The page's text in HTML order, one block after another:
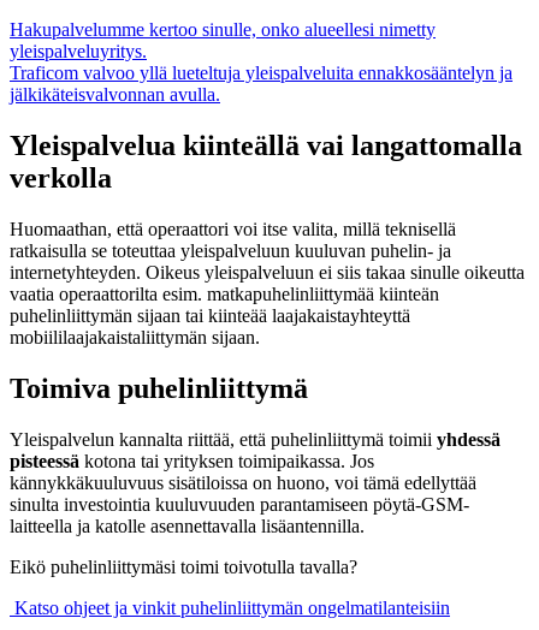
Hakupalvelumme kertoo sinulle, onko alueellesi nimetty
yleispalveluyritys.
Traficom valvoo yllä lueteltuja yleispalveluita ennakkosääntelyn ja
jälkikäteisvalvonnan avulla.
Yleispalvelua kiinteällä vai langattomalla
verkolla
Huomaathan, että operaattori voi itse valita, millä teknisellä
ratkaisulla se toteuttaa yleispalveluun kuuluvan puhelin- ja
internetyhteyden. Oikeus yleispalveluun ei siis takaa sinulle oikeutta
vaatia operaattorilta esim. matkapuhelinliittymää kiinteän
puhelinliittymän sijaan tai kiinteää laajakaistayhteyttä
mobiililaajakaistaliittymän sijaan.
Toimiva puhelinliittymä
Yleispalvelun kannalta riittää, että puhelinliittymä toimii yhdessä
pisteessä kotona tai yrityksen toimipaikassa. Jos
kännykkäkuuluvuus sisätiloissa on huono, voi tämä edellyttää
sinulta investointia kuuluvuuden parantamiseen pöytä-GSM-
laitteella ja katolle asennettavalla lisäantennilla.
Eikö puhelinliittymäsi toimi toivotulla tavalla?
Katso ohjeet ja vinkit puhelinliittymän ongelmatilanteisiin